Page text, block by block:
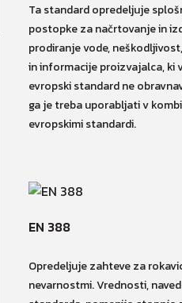
Ta standard opredeljuje
postopke za načrtovanje in
prodiranje vode,
in informacije proizvajalca, ki
evropski standard ne
ga je treba uporabljati v
evropskimi standardi.
EN 388
Opredeljuje zahteve za
nevarnostmi. Vrednosti,